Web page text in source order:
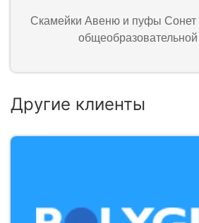
Скамейки Авеню и пуфы Сонет
Другие клиенты